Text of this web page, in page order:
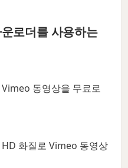
로더를 사용하는
동영상을 무료로
화질로 Vimeo 동영상